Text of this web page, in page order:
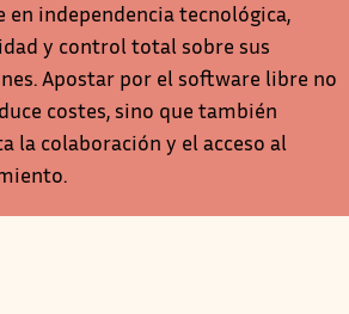
en independencia tecnológica,
y control total sobre sus
Apostar por el software libre no
costes, sino que también
la colaboración y el acceso al